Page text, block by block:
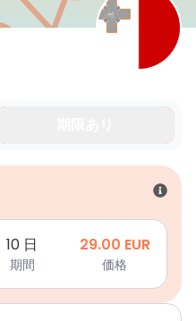
10 日
期間
29.00 EUR
価格